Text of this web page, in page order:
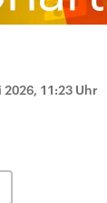
2026, 11:23 Uhr